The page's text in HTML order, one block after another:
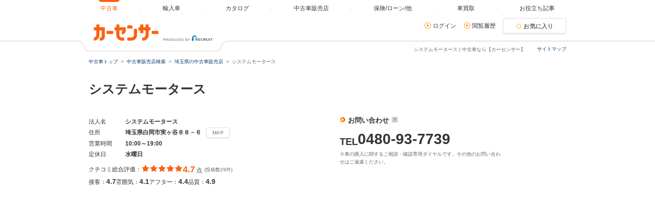
中古車 輸入車 カタログ 中古車販売店 保険/ローン/他 車買取 お役立ち記事
ログイン 閲覧履歴 お気に入り
サイトマップ
システムモータース | 中古車なら【カーセンサー】
中古車トップ 中古車販売店検索 埼玉県の中古車販売店 システムモータース
システムモータース
法人名
システムモータース
住所
埼玉県白岡市実ヶ谷８８－６ MAP
営業時間
10:00～19:00
定休日
水曜日
クチコミ総合評価： 4.7 点 (投稿数29件)
接客： 4.7雰囲気： 4.1アフター： 4.4品質： 4.9
お問い合わせ
TEL0480-93-7739
※車の購入に関するご相談・確認専用ダイヤルです。その他のお問い合わ
せはご遠慮ください。